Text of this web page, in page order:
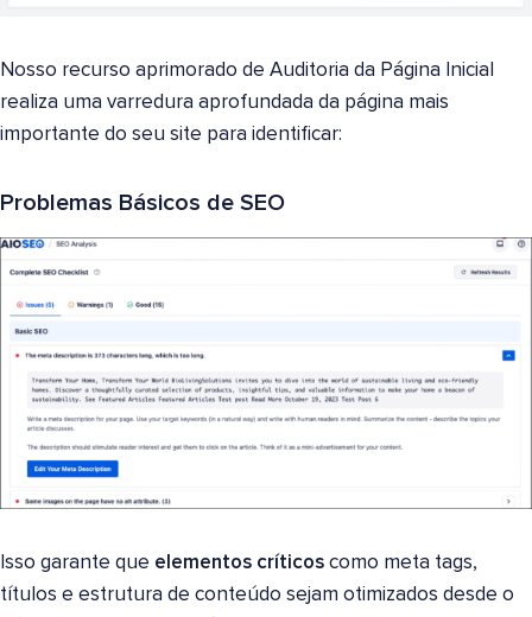
Nosso recurso aprimorado de Auditoria da Página Inicial
realiza uma varredura aprofundada da página mais
importante do seu site para identificar:
Problemas Básicos de SEO
Isso garante que elementos críticos como meta tags,
títulos e estrutura de conteúdo sejam otimizados desde o